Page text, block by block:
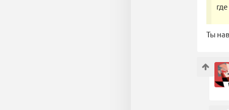
Ты